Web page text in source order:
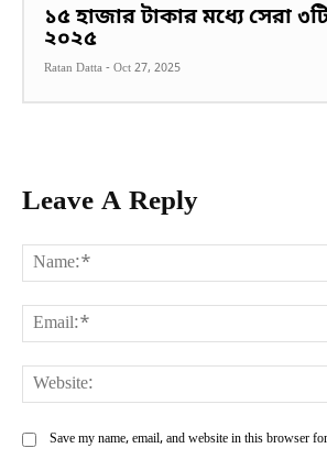
১৫ হাজার টাকার মধ্যে সেরা
২০২৫
Ratan Datta - Oct 27, 2025
Leave A Reply
Save my name, email, and website in this browser